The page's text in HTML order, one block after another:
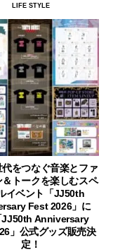
LIFE STYLE
代をつなぐ音楽とファ
＆トークを楽しむスペ
イベント「JJ50th
Fest 2026」に
JJ50th Anniversary
」公式グッズ販売決
定！